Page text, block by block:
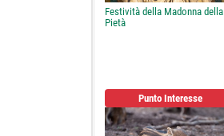
Festività della Madonna della
Pietà
Punto Interesse